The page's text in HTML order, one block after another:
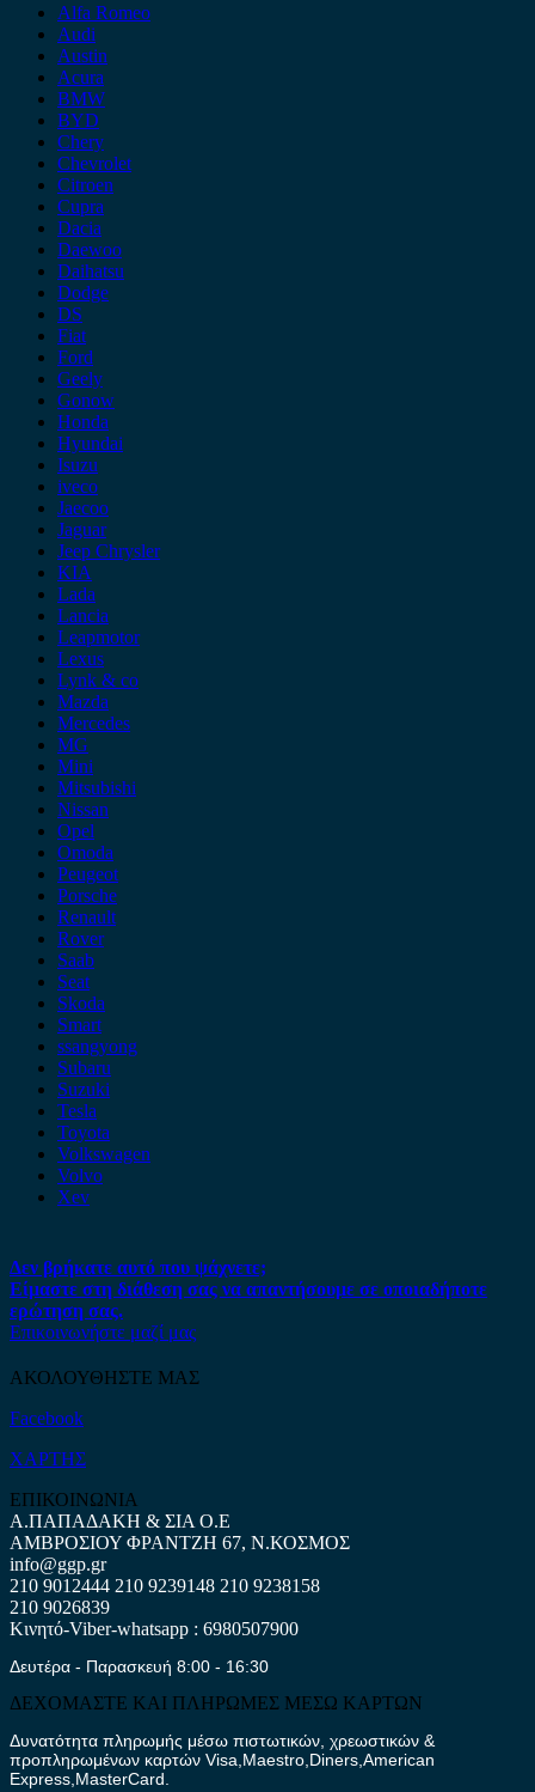
Alfa Romeo
Audi
Austin
Acura
BMW
BYD
Chery
Chevrolet
Citroen
Cupra
Dacia
Daewoo
Daihatsu
Dodge
DS
Fiat
Ford
Geely
Gonow
Honda
Hyundai
Isuzu
iveco
Jaecoo
Jaguar
Jeep Chrysler
KIA
Lada
Lancia
Leapmotor
Lexus
Lynk & co
Mazda
Mercedes
MG
Mini
Mitsubishi
Nissan
Opel
Omoda
Peugeot
Porsche
Renault
Rover
Saab
Seat
Skoda
Smart
ssangyong
Subaru
Suzuki
Tesla
Toyota
Volkswagen
Volvo
Xev
Δεν βρήκατε αυτό που ψάχνετε;
Είμαστε στη διάθεση σας να απαντήσουμε σε οποιαδήποτε
ερώτηση σας.
Επικοινωνήστε μαζί μας
ΑΚΟΛΟΥΘΗΣΤΕ ΜΑΣ
Facebook
ΧΑΡΤΗΣ
ΕΠΙΚΟΙΝΩΝΙΑ
Α.ΠΑΠΑΔΑΚΗ & ΣΙΑ Ο.Ε
ΑΜΒΡΟΣΙΟΥ ΦΡΑΝΤΖΗ 67, Ν.ΚΟΣΜΟΣ
info@ggp.gr
210 9012444 210 9239148 210 9238158
210 9026839
Κινητό-Viber-whatsapp : 6980507900
Δευτέρα - Παρασκευή 8:00 - 16:30
ΔΕΧΟΜΑΣΤΕ ΚΑΙ ΠΛΗΡΩΜΕΣ ΜΕΣΩ ΚΑΡΤΩΝ
Δυνατότητα πληρωμής μέσω πιστωτικών, χρεωστικών &
προπληρωμένων καρτών Visa,Maestro,Diners,American
Express,MasterCard.